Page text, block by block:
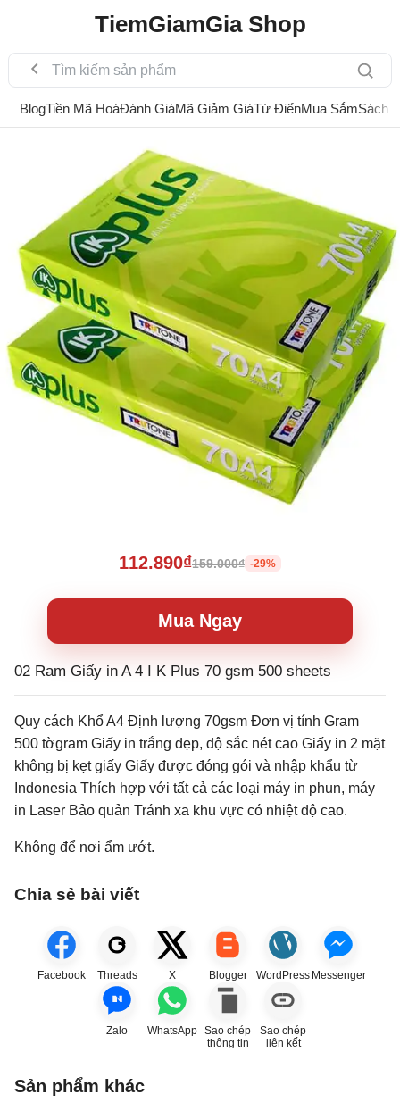
TiemGiamGia Shop
BlogTiền Mã HoáĐánh GiáMã Giảm GiáTừ ĐiểnMua SắmSách
112.890₫159.000₫ -29%
Mua Ngay
02 Ram Giấy in A 4 I K Plus 70 gsm 500 sheets
Quy cách Khổ A4 Định lượng 70gsm Đơn vị tính Gram
500 tờgram Giấy in trắng đẹp, độ sắc nét cao Giấy in 2 mặt
không bị kẹt giấy Giấy được đóng gói và nhập khẩu từ
Indonesia Thích hợp với tất cả các loại máy in phun, máy
in Laser Bảo quản Tránh xa khu vực có nhiệt độ cao.
Không để nơi ẩm ướt.
Chia sẻ bài viết
Facebook Threads X Blogger WordPress Messenger
Zalo WhatsApp Sao chép
thông tin
Sao chép
liên kết
Sản phẩm khác